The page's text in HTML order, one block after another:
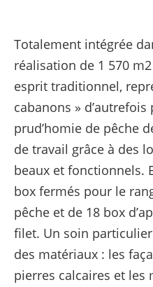
Totalement intégrée
réalisation de 1 570
esprit traditionnel,
cabanons »
prud’homie de pêche
de travail grâce à des
beaux et fonctionnels.
box fermés pour le
pêche et de 18 box
filet. Un soin
des matériaux : les
pierres calcaires et les